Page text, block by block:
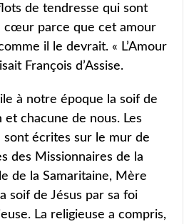
de tendresse qui sont
cœur parce que cet amour
il le devrait. « L’Amour
François d’Assise.
à notre époque la soif de
et chacune de nous. Les
sont écrites sur le mur de
des Missionnaires de la
de la Samaritaine, Mère
soif de Jésus par sa foi
La religieuse a compris,